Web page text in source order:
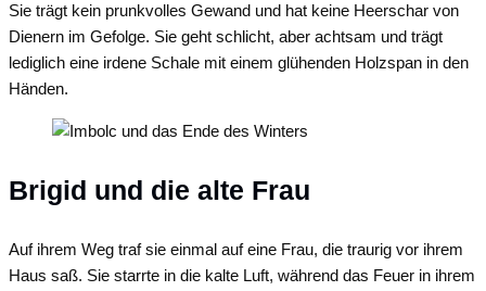
Sie trägt kein prunkvolles Gewand und hat keine Heerschar von
Dienern im Gefolge. Sie geht schlicht, aber achtsam und trägt
lediglich eine irdene Schale mit einem glühenden Holzspan in den
Händen.
Brigid und die alte Frau
Auf ihrem Weg traf sie einmal auf eine Frau, die traurig vor ihrem
Haus saß. Sie starrte in die kalte Luft, während das Feuer in ihrem